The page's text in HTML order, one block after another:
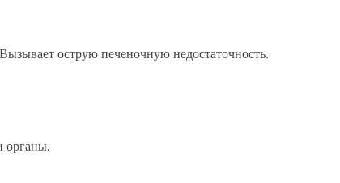
острую печеночную недостаточность.
органы.